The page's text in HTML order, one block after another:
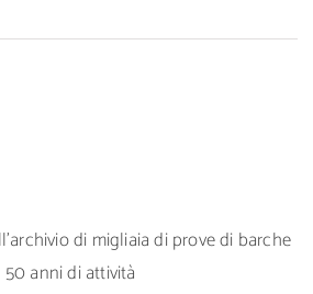
di migliaia di prove di barche
anni di attività